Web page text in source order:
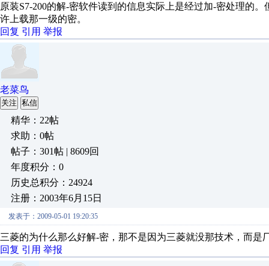
原装S7-200的解-密软件读到的信息实际上是经过加-密处理的
许上载那一级的密。
回复 引用 举报
老菜鸟
关注 私信
精华：22帖
求助：0帖
帖子：301帖 | 8609回
年度积分：0
历史总积分：24924
注册：2003年6月15日
发表于：2009-05-01 19:20:35
三菱的为什么那么好解-密，那不是因为三菱就没那技术，而
回复 引用 举报